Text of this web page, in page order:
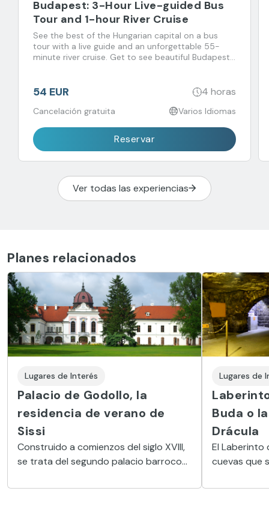
Budapest: 3-Hour Live-guided Bus
Tour and 1-hour River Cruise
See the best of the Hungarian capital on a bus
tour with a live guide and an unforgettable 55-
minute river cruise. Get to see beautiful Budapest
54 EUR 4 horas
Cancelación gratuita Varios Idiomas
Reservar
Ver todas las experiencias
Planes relacionados
Lugares de Interés
Palacio de Godollo, la
residencia de verano de
Sissi
Construido a comienzos del siglo XVIII,
se trata del segundo palacio barroco
Lugares de
Buda o
Drácula
El Laberinto
cuevas que
rutas de